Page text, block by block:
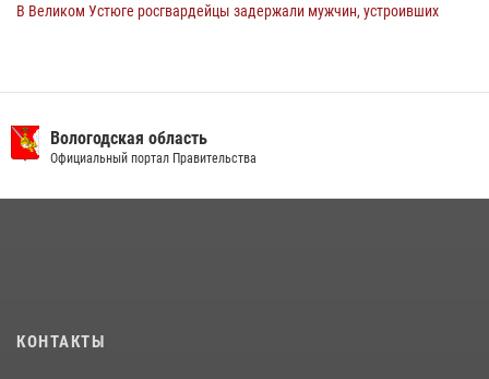
В Великом Устюге росгвардейцы задержали мужчин, устроивших
взаимодействие по профилактике мошенничеств
22 июля 2026, 12:10 2
Росгвардии в Вологодской области
Вологодская область
Официальный портал Правительства
КОНТАКТЫ